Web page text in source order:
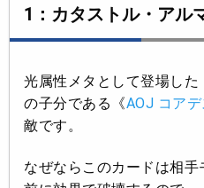
1：カタストル・アル
光属性メタとして登場した
の子分である《AOJ コア
敵です。
なぜならこのカードは相手